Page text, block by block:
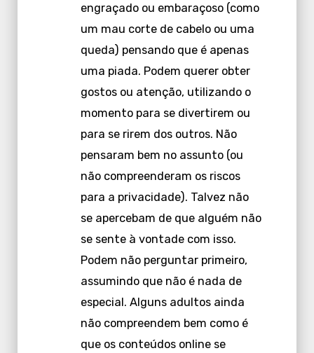
engraçado ou embaraçoso (como
um mau corte de cabelo ou uma
queda) pensando que é apenas
uma piada. Podem querer obter
gostos ou atenção, utilizando o
momento para se divertirem ou
para se rirem dos outros. Não
pensaram bem no assunto (ou
não compreenderam os riscos
para a privacidade). Talvez não
se apercebam de que alguém não
se sente à vontade com isso.
Podem não perguntar primeiro,
assumindo que não é nada de
especial. Alguns adultos ainda
não compreendem bem como é
que os conteúdos online se